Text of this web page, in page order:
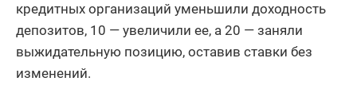
кредитных организаций уменьшили доходность
депозитов, 10 — увеличили ее, а 20 — заняли
выжидательную позицию, оставив ставки без
изменений.